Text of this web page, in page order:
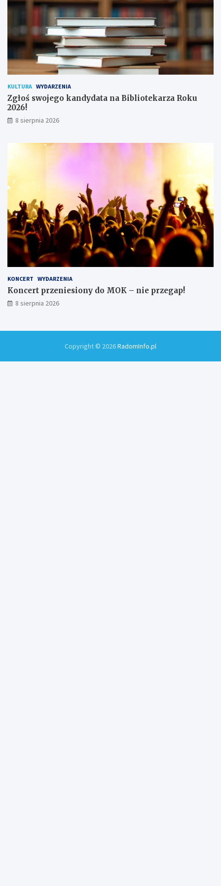
ż
o
n
i
ó
w
KULTURA WYDARZENIA
Zgłoś swojego kandydata na Bibliotekarza Roku
2026!
8 sierpnia 2026
KONCERT WYDARZENIA
Koncert przeniesiony do MOK – nie przegap!
8 sierpnia 2026
Copyright © 2026RadomInfo.pl